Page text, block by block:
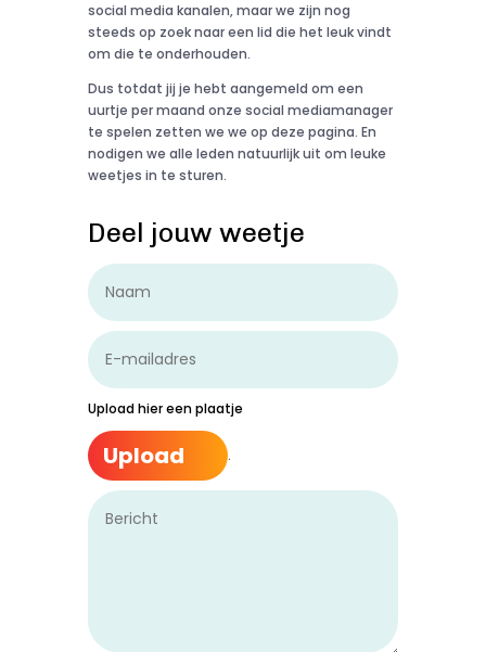
social media kanalen, maar we zijn nog
steeds op zoek naar een lid die het leuk vindt
om die te onderhouden.
Dus totdat jij je hebt aangemeld om een
uurtje per maand onze social mediamanager
te spelen zetten we we op deze pagina. En
nodigen we alle leden natuurlijk uit om leuke
weetjes in te sturen.
Deel jouw weetje
Upload hier een plaatje
Upload .